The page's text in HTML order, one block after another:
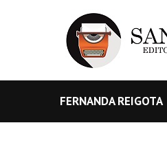
FERNANDA REIGOTA